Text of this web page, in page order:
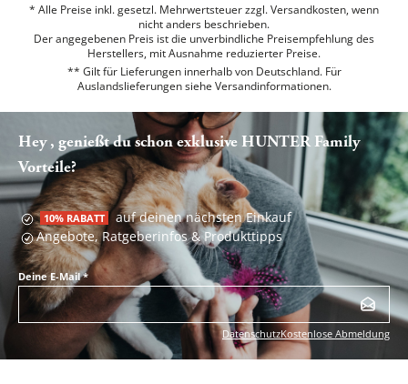
* Alle Preise inkl. gesetzl. Mehrwertsteuer zzgl. Versandkosten, wenn
nicht anders beschrieben.
Der angegebenen Preis ist die unverbindliche Preisempfehlung des
Herstellers, mit Ausnahme reduzierter Preise.
** Gilt für Lieferungen innerhalb von Deutschland. Für
Auslandslieferungen siehe Versandinformationen.
Hey , genießt du schon exklusive HUNTER Family
Vorteile?
10% RABATT auf deinen nächsten Einkauf
Angebote, Ratgeberinfos & Produkttipps
Deine E-Mail*
DatenschutzKostenlose Abmeldung